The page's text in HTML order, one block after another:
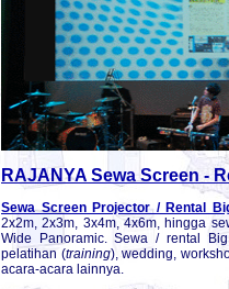
RAJANYA Sewa Screen -
Sewa Screen Projector / Rental
2x2m, 2x3m, 3x4m, 4x6m, hingga
Wide Panoramic. Sewa / rental
pelatihan (training), wedding,
acara-acara lainnya.